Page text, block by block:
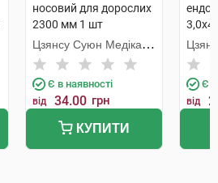
носовий для дорослих
2300 мм 1 шт
Цзянсу Суюн Медікал
Метіріалс
Є в наявності
від 34.00 грн
КУПИТИ
шт
Є в
від